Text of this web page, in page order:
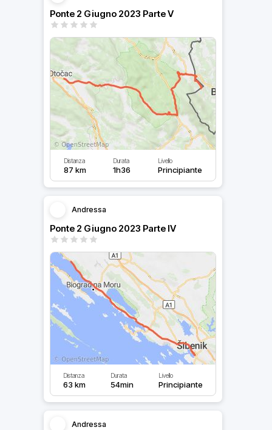
Ponte 2 Giugno 2023 Parte V
Distanza
87 km
Durata
1h36
Livello
Principiante
Andressa
Ponte 2 Giugno 2023 Parte IV
Distanza
63 km
Durata
54min
Livello
Principiante
Andressa